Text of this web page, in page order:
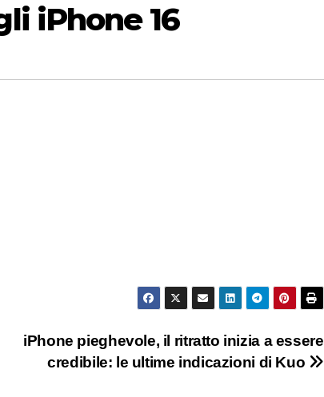
iPhone 16
iPhone pieghevole, il ritratto inizia a essere
credibile: le ultime indicazioni di Kuo